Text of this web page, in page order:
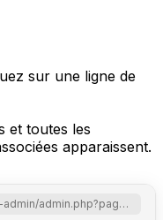
sur une ligne de
et toutes les
apparaissent.
https://www.repairplugin.com/wp-admin/admin.php?page=wp_repair_customers